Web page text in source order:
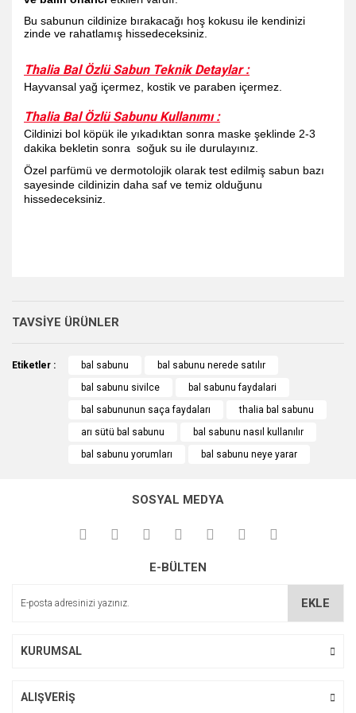
Bu sabunun cildinize bırakacağı hoş kokusu ile kendinizi
zinde ve rahatlamış hissedeceksiniz.
Thalia Bal Özlü Sabun Teknik Detaylar :
Hayvansal yağ içermez, kostik ve paraben içermez.
Thalia Bal Özlü Sabunu Kullanımı :
Cildinizi bol köpük ile yıkadıktan sonra maske şeklinde 2-3
dakika bekletin sonra soğuk su ile durulayınız.
Özel parfümü ve dermotolojik olarak test edilmiş sabun bazı
sayesinde cildinizin daha saf ve temiz olduğunu
hissedeceksiniz.
kullanarak tarafımıza iletebilirsiniz.
Görüş ve önerileriniz için teşekkür ederiz.
Ürün resmi kalitesiz, bozuk veya görüntülenemiyor.
Ürün açıklamasında eksik bilgiler bulunuyor.
Ürün bilgilerinde hatalar bulunuyor.
Ürün fiyatı diğer sitelerden daha pahalı.
Bu ürüne benzer farklı alternatifler olmalı.
Gönder
TAVSİYE ÜRÜNLER
Thalia Kefir Sabunu 150 Gr
Thalia Keçi Sütü Sabunu 150 Gr
Etiketler : bal sabunu
bal sabunu nerede satılır
bal sabunu sivilce
bal sabunu faydalari
bal sabununun saça faydaları
thalia bal sabunu
arı sütü bal sabunu
bal sabunu nasıl kullanılır
bal sabunu yorumları
bal sabunu neye yarar
SOSYAL MEDYA
E-BÜLTEN
EKLE
KURUMSAL
ALIŞVERİŞ